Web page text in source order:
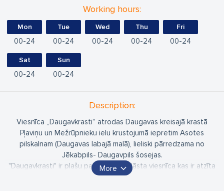
Working hours:
Mon
00 24
Tue
00 24
Wed
00 24
Thu
00 24
Fri
00 24
Sat
00 24
Sun
00 24
Description:
Viesnīca „Daugavkrasti” atrodas Daugavas kreisajā krastā
Pļaviņu un Mežrūpnieku ielu krustojumā iepretim Asotes
pilskalnam (Daugavas labajā malā), lieliski pārredzama no
Jēkabpils- Daugavpils šosejas.
"Daugavkrasti" ir plašu pakalpojumu klāsta viesnīca kas ir atzīta
kā padomju laika kūltūrvēsturisks mantojums ar skaistu skatu uz
More